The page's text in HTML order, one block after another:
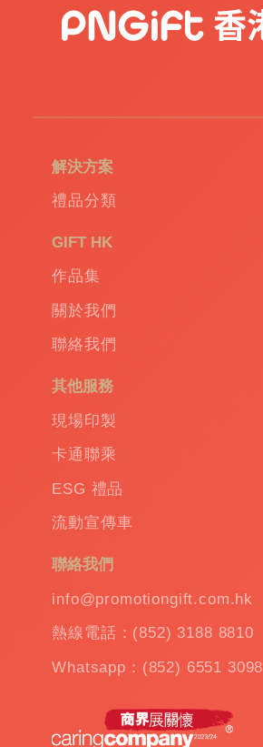
解決方案
禮品分類
GIFT HK
作品集
關於我們
聯絡我們
其他服務
現場印製
卡通聯乘
ESG 禮品
流動宣傳車
聯絡我們
info@promotiongift.com.hk
熱線電話：(852) 3188 8810
Whatsapp：(852) 6551 3098